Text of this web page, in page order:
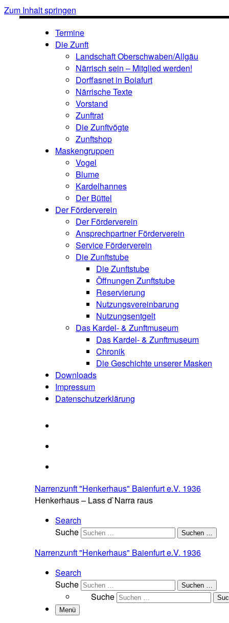
Zum Inhalt springen
Termine
Die Zunft
Landschaft Oberschwaben/Allgäu
Närrisch sein – Mitglied werden!
Dorffasnet in Boiafurt
Närrische Texte
Vorstand
Zunftrat
Die Zunftvögte
Zunftshop
Maskengruppen
Vogel
Blume
Kardelhannes
Der Büttel
Der Förderverein
Der Förderverein
Ansprechpartner Förderverein
Service Förderverein
Die Zunftstube
Die Zunftstube
Öffnungen Zunftstube
Reservierung
Nutzungsvereinbarung
Nutzungsentgelt
Das Kardel- & Zunftmuseum
Das Kardel- & Zunftmuseum
Chronik
Die Geschichte unserer Masken
Downloads
Impressum
Datenschutzerklärung
Narrenzunft "Henkerhaus" Baienfurt e.V. 1936
Henkerhaus – Lass d`Narra raus
Search
Suche
Suchen …
Narrenzunft "Henkerhaus" Baienfurt e.V. 1936
Search
Suche
Suchen …
Suche
Menü